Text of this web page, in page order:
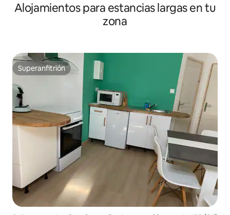
Alojamientos para estancias largas en tu
zona
Superanfitrión
Superanfitrión